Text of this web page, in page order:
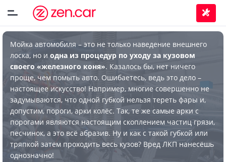
Мойка автомобиля – это не только наведение внешнего
лоска, но и одна из процедур по уходу за кузовом
своего «железного коня». Казалось бы, нет ничего
проще, чем помыть авто. Ошибаетесь, ведь это дело –
настоящее искусство! Например, многие совершенно не
задумываются, что одной губкой нельзя тереть фары и,
допустим, пороги, арки колёс. Так, те же самые арки с
порогами являются настоящим скоплением частиц грязи,
песчинок, а это всё абразив. Ну и как с такой губкой или
тряпкой затем проходить весь кузов? Вред ЛКП нанесёшь
однозначно!